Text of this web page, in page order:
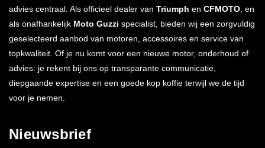
advies centraal. Als officieel dealer van Triumph en CFMOTO, en
als onafhankelijk Moto Guzzi specialist, bieden wij een zorgvuldig
geselecteerd aanbod van motoren, accessoires en service van
topkwaliteit. Of je nu komt voor een nieuwe motor, onderhoud of
advies: je rekent bij ons op transparante communicatie,
diepgaande expertise en een goede kop koffie terwijl we de tijd
voor je nemen.
Nieuwsbrief